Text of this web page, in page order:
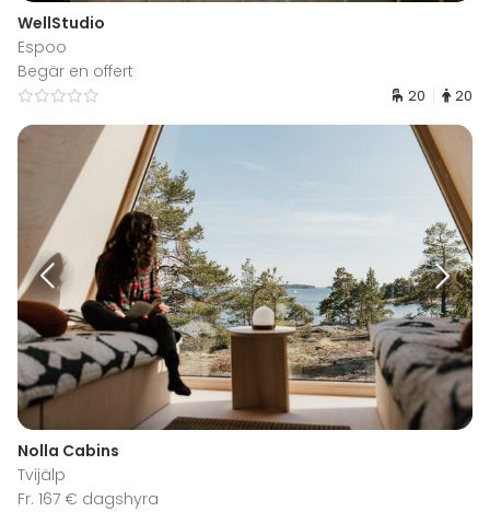
WellStudio
Espoo
Begär en offert
20 20
Nolla Cabins
Tvijälp
Fr. 167 € dagshyra